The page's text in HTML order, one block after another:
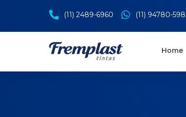
(11) 2489-6960 (11) 94780-
Home